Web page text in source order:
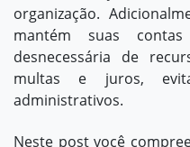
organização.
mantém suas
desnecessária de
multas e juros,
administrativos.
Neste post você